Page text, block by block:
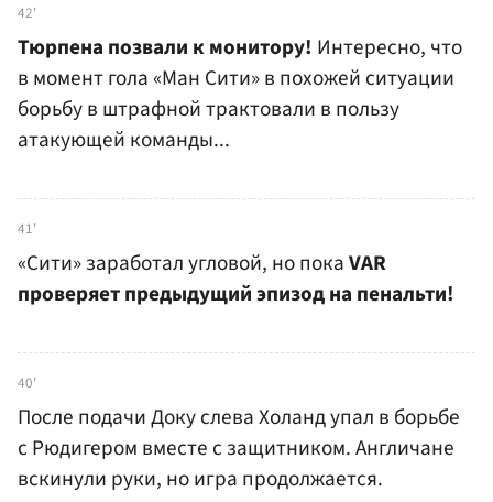
42'
Тюрпена позвали к монитору! Интересно, что
в момент гола «Ман Сити» в похожей ситуации
борьбу в штрафной трактовали в пользу
атакующей команды...
41'
«Сити» заработал угловой, но покаVAR
проверяет предыдущий эпизод на пенальти!
40'
После подачи Доку слева Холанд упал в борьбе
с Рюдигером вместе с защитником. Англичане
вскинули руки, но игра продолжается.